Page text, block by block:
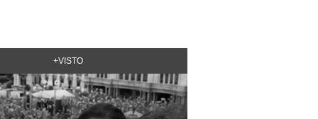
+VISTO